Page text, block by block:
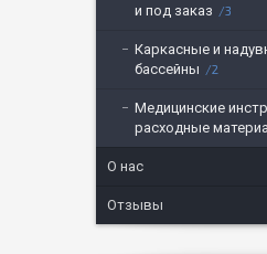
и под заказ
3
Каркасные и
бассейны
2
Медицинские
расходные
О нас
Отзывы